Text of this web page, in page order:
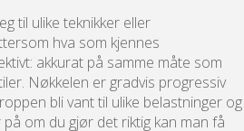
til ulike teknikker eller
hva som kjennes
akkurat på samme måte som
Nøkkelen er gradvis progressiv
bli vant til ulike belastninger og
på om du gjør det riktig kan man få